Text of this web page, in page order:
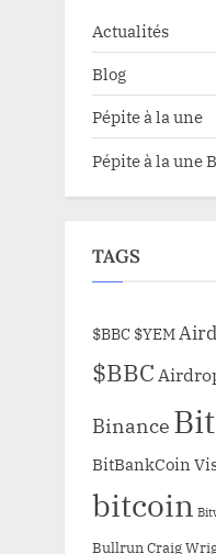
Actualités
Blog
Pépite à la une
Pépite à la une
TAGS
$BBC $YEM
$BBC
Binance
BitBankCoin
bitcoin
Bullrun Craig